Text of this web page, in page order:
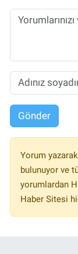
Gönder
Yorum yazarak
bulunuyor ve
yorumlardan
Haber Sitesi